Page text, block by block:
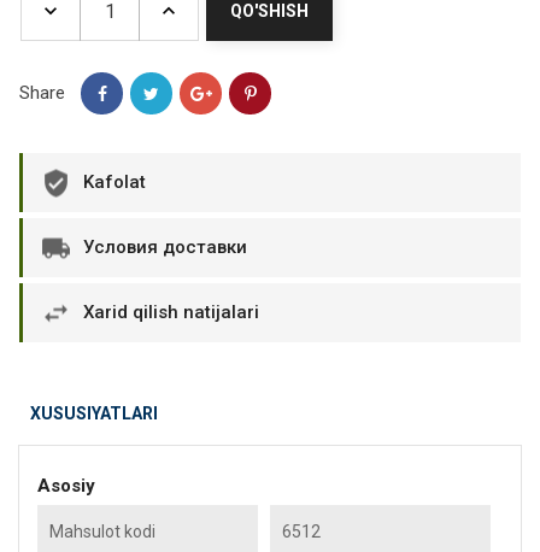
QO'SHISH
Share
Kafolat
Условия доставки
Xarid qilish natijalari
XUSUSIYATLARI
Asosiy
Mahsulot kodi 6512